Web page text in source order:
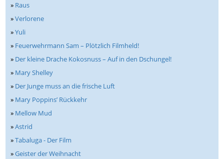
» Raus
»Verlorene
»Yuli
» Feuerwehrmann Sam – Plötzlich Filmheld!
» Der kleine Drache Kokosnuss – Auf in den Dschungel!
» Mary Shelley
» Der Junge muss an die frische Luft
» Mary Poppins’ Rückkehr
» Mellow Mud
»Astrid
»Tabaluga - Der Film
»Geister der Weihnacht